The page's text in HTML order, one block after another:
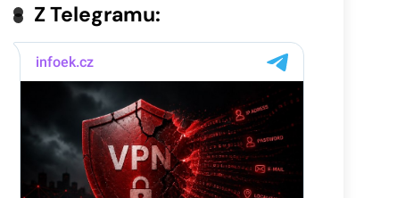
Z Telegramu: